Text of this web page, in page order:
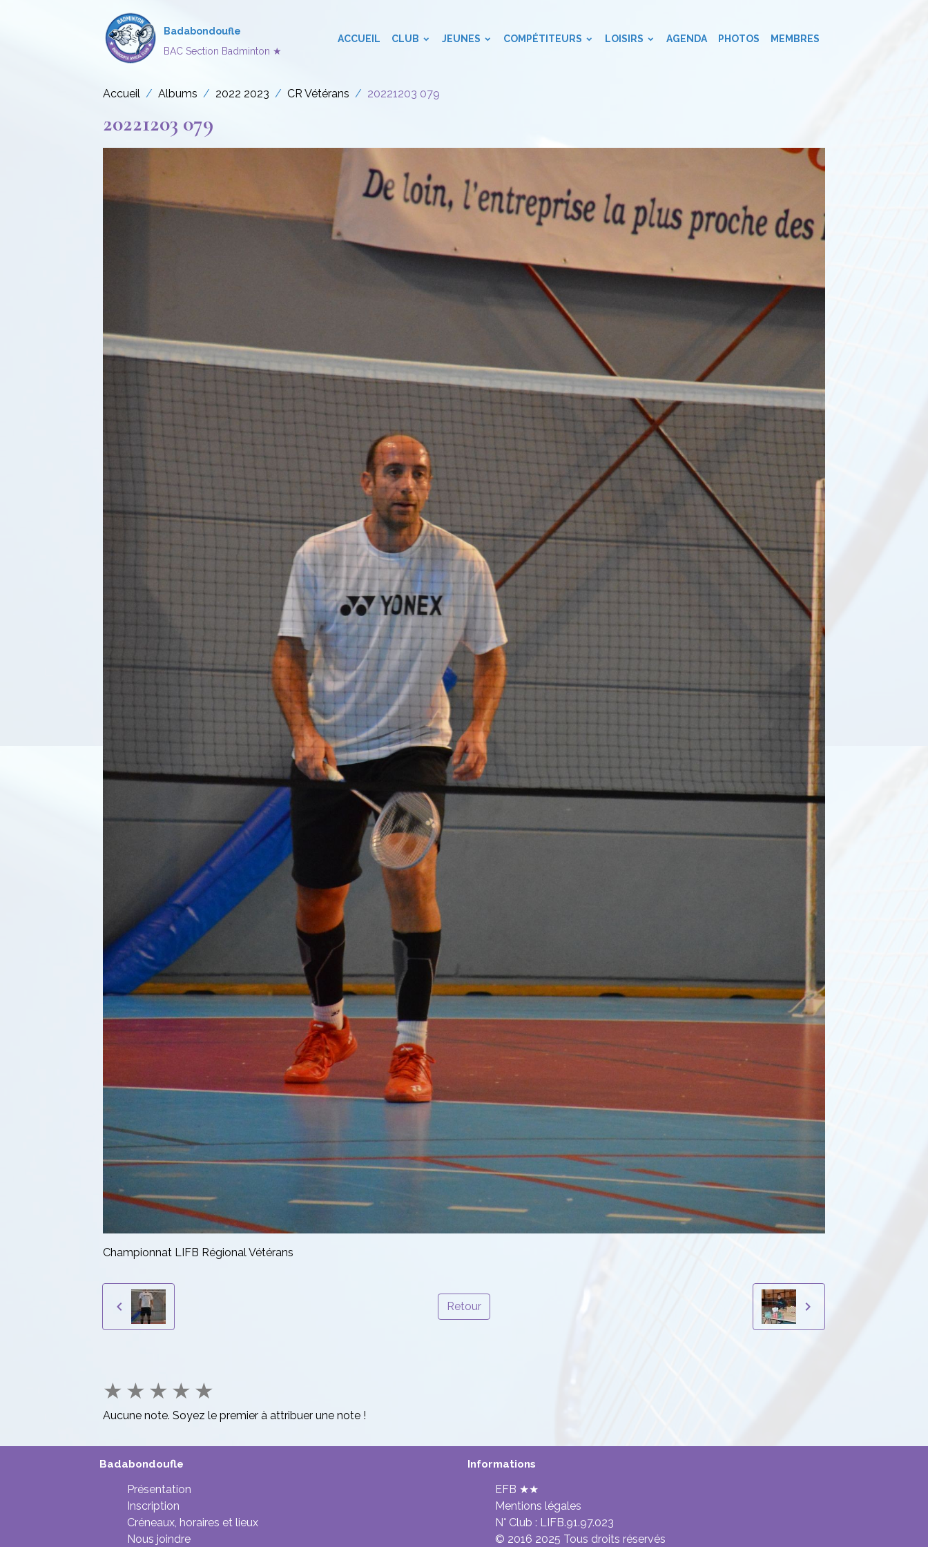
Badabondoufle
BAC Section Badminton ★
ACCUEIL CLUB JEUNES COMPÉTITEURS LOISIRS AGENDA PHOTOS MEMBRES
Accueil Albums 2022 2023 CR Vétérans 20221203 079
20221203 079
Championnat LIFB Régional Vétérans
Retour
★ ★ ★ ★ ★
Aucune note. Soyez le premier à attribuer une note !
Badabondoufle
Présentation
Inscription
Créneaux, horaires et lieux
Nous joindre
Informations
EFB ★★
Mentions légales
N° Club : LIFB.91.97.023
© 2016 2025 Tous droits réservés